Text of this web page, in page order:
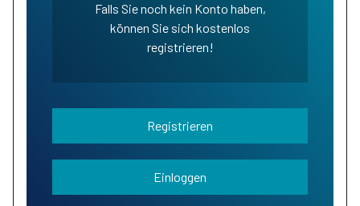
Falls Sie noch kein Konto haben,
können Sie sich kostenlos
registrieren!
Registrieren
Einloggen